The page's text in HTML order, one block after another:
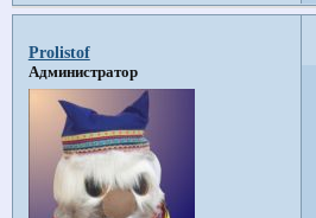
Prolistof
Администратор